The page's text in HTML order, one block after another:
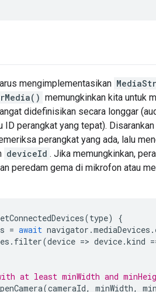
mengimplementasikan
memungkinkan kita untuk
didefinisikan secara longgar
perangkat yang tepat).
perangkat yang ada, lalu
deviceId . Jika memungkinkan,
peredam gema di mikrofon atau
(type)
{
= await navigator .mediaDevices .
. filter(device => device.kind
at least minWidth and
(cameraId, minWidth,